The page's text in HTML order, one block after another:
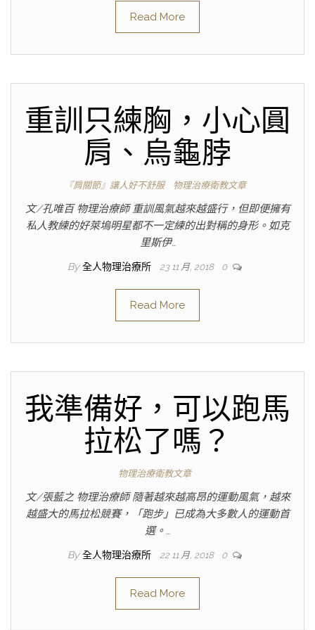
Read More
重訓只練胸，小心圓
肩、烏龜脖
『肩關節』讓人好不舒服 物理治療衛教文章
文/孔唯百 物理治療師 重訓風氣越來越盛行，但即便擁有
私人教練的好萊塢明星都不一定練的出對稱的身形。如克
里斯伊…
By 全人物理治療所 23 11 月, 2018 0
Read More
我準備好，可以跑馬
拉松了嗎？
物理治療衛教文章
文/張藍之 物理治療師 隨著越來越高昂的運動風氣，越來
越盛大的馬拉松競賽，「跑步」已成為大多數人的運動首
選。…
By 全人物理治療所 22 11 月, 2018 0
Read More